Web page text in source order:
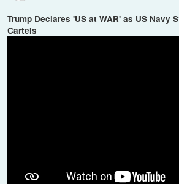
Trump Declares 'US at WAR' as US Navy
Cartels